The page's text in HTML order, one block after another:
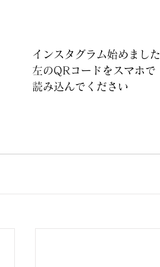
インスタグラム始めました
左のQRコードをスマホで
読み込んでください